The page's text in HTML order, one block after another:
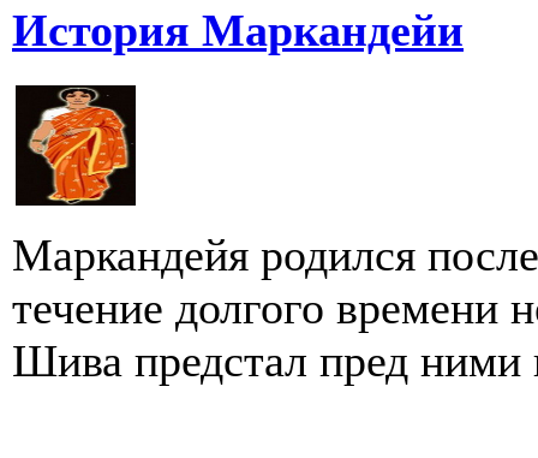
История Маркандейи
Маркандейя родился
течение долгого
Шива предстал пред ними